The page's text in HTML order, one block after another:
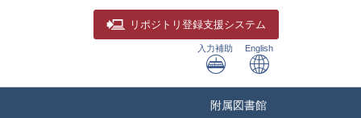
リポジトリ 登録支援システム
入力補助 English
附属図書館